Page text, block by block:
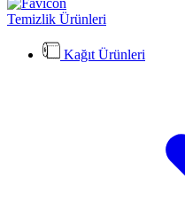
Temizlik Ürünleri
Kağıt Ürünleri